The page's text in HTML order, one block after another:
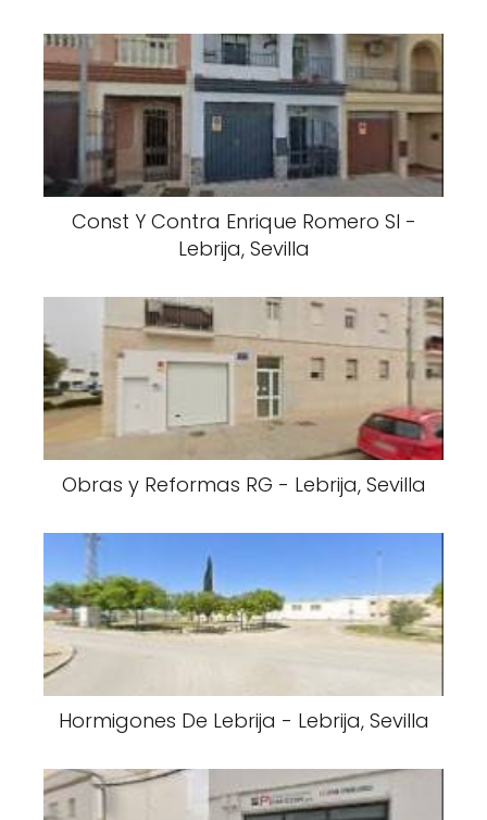
Const Y Contra Enrique Romero Sl -
Lebrija, Sevilla
Obras y Reformas RG - Lebrija, Sevilla
Hormigones De Lebrija - Lebrija, Sevilla